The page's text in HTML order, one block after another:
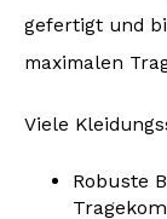
gefertigt und
maximalen
Viele
Robuste